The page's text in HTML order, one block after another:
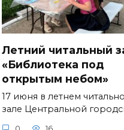
Летний читальный
«Библиотека под
открытым небом»
17 июня в летнем
зале Центральной